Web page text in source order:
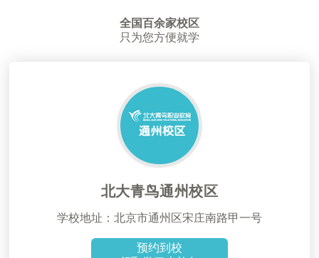
全国百余家校区
只为您方便就学
北大青鸟通州校区
学校地址：北京市通州区宋庄南路甲一号
预约到校